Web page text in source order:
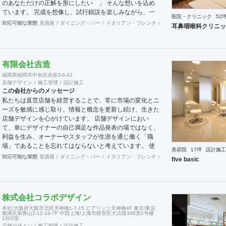
のあなただけの正解を形にしたい 」 そんな想いを込め
ています。 完成を想像し、試行錯誤を楽しみながら、 ​一
緒にワクワクしたいと思っています。
対応可能な業態 居酒屋 ダイニング・バー イタリアン・フレンチ カフェ・パン・ケーキ
医院・クリニック 52
耳鼻咽喉科クリニ
有限会社吉造
福岡県福岡市中央区赤坂3-6-42
店舗デザイン
施工管理 設計施工
この会社からのメッセージ
私たちは直営店舗を経営することで、常に市場の変化とニ
ーズを敏感に感じ取り、情報と概念を更新し続け、生きた
店舗デザインを心がけています。 店舗デザインにおい
て、単にデザイナーの自己満足な作品発表の場ではなく、
利益を生み、オーナーやスタッフが生涯を通じ働く「職
場」であることを忘れてはならないと考えています。 使
いやすく、そして居心地がよく、時代の流れに左右されな
業をそなえており、テナント・出店地選びや資金調達から
ご相談ください。
対応可能な業態 居酒屋 ダイニング・バー イタリアン・フレンチ カフェ・パン・ケーキ
美容院 17坪 設計施工
five basic
株式会社コラボデザイン
本社/大阪府大阪市北区天神橋1-7-15 ビアリッツ天神橋4F 東京/東京
都港区南青山2-12-16-7F 中国上海/上海市静安区大沽路368弄2号楼
1502室